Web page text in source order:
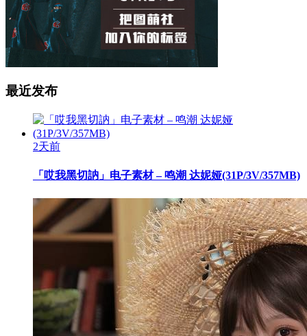
最近发布
2天前
「哎我黑切訥」电子素材 – 鸣潮 达妮娅(31P/3V/357MB)